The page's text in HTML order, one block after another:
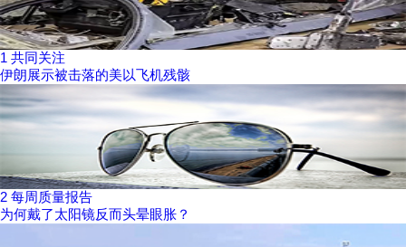
1 共同关注
伊朗展示被击落的美以飞机残骸
2 每周质量报告
为何戴了太阳镜反而头晕眼胀？